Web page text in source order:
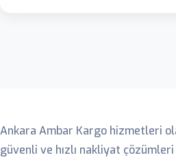
Ankara Ambar Kargo hizmetleri
güvenli ve hızlı nakliyat